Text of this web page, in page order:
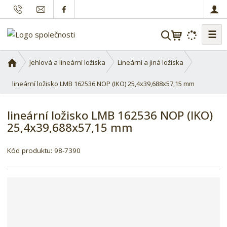
V
h
e
a
t
☰
v
o
í
s
r
Jehlová a lineární ložiska Lineární a jiná ložiska
lineární ložisko LMB 162536 NOP (IKO) 25,4x39,688x57,15 mm
lineární ložisko LMB 162536 NOP (IKO)
25,4x39,688x57,15 mm
Kód produktu:98-7390